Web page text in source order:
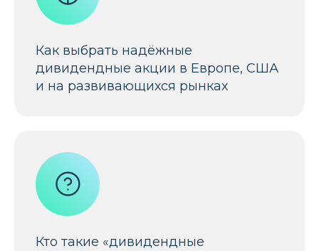
Как выбрать надёжные
дивидендные акции в Европе, США
и на развивающихся рынках
Кто такие «дивидендные